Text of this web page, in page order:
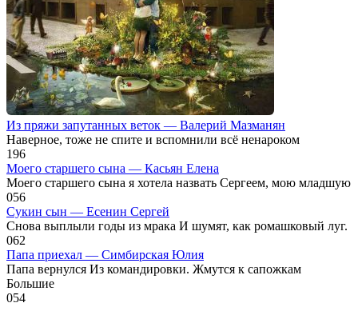
Из пряжи запутанных веток — Валерий Мазманян
Наверное, тоже не спите и вспомнили всё ненароком
196
Моего старшего сына — Касьян Елена
Моего старшего сына я хотела назвать Сергеем, мою младшую
056
Сукин сын — Есенин Сергей
Снова выплыли годы из мрака И шумят, как ромашковый луг.
062
Папа приехал — Симбирская Юлия
Папа вернулся Из командировки. Жмутся к сапожкам
Большие
054